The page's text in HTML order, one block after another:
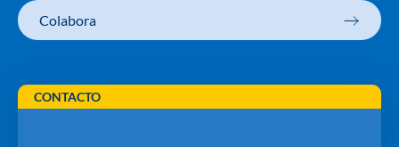
Colabora
CONTACTO